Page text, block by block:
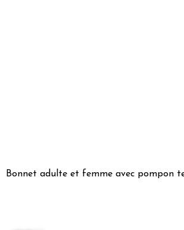
Bonnet adulte et femme avec pompon